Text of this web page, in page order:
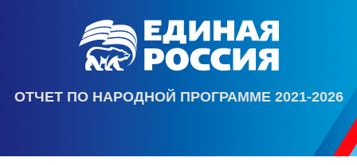
ОТЧЕТ ПО НАРОДНОЙ ПРОГРАММЕ 2021-2026